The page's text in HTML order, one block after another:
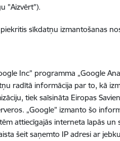
"Aizvērt").
piekritis sīkdatņu izmantošanas
Inc” programma „Google
radītā informācija par to, kā
tiek saīsināta Eiropas
„Google” izmanto šo
attiecīgajās interneta lapās
šeit saņemto IP adresi ar